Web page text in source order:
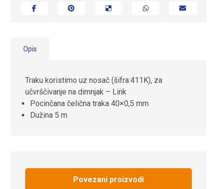
Opis
Traku koristimo uz nosač (šifra:411K), za
učvrščivanje na dimnjak – Link
Pocinčana čelična traka 40×0,5 mm
Dužina 5 m
Povezani proizvodi